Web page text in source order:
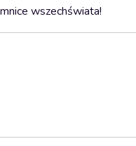
wszechświata!